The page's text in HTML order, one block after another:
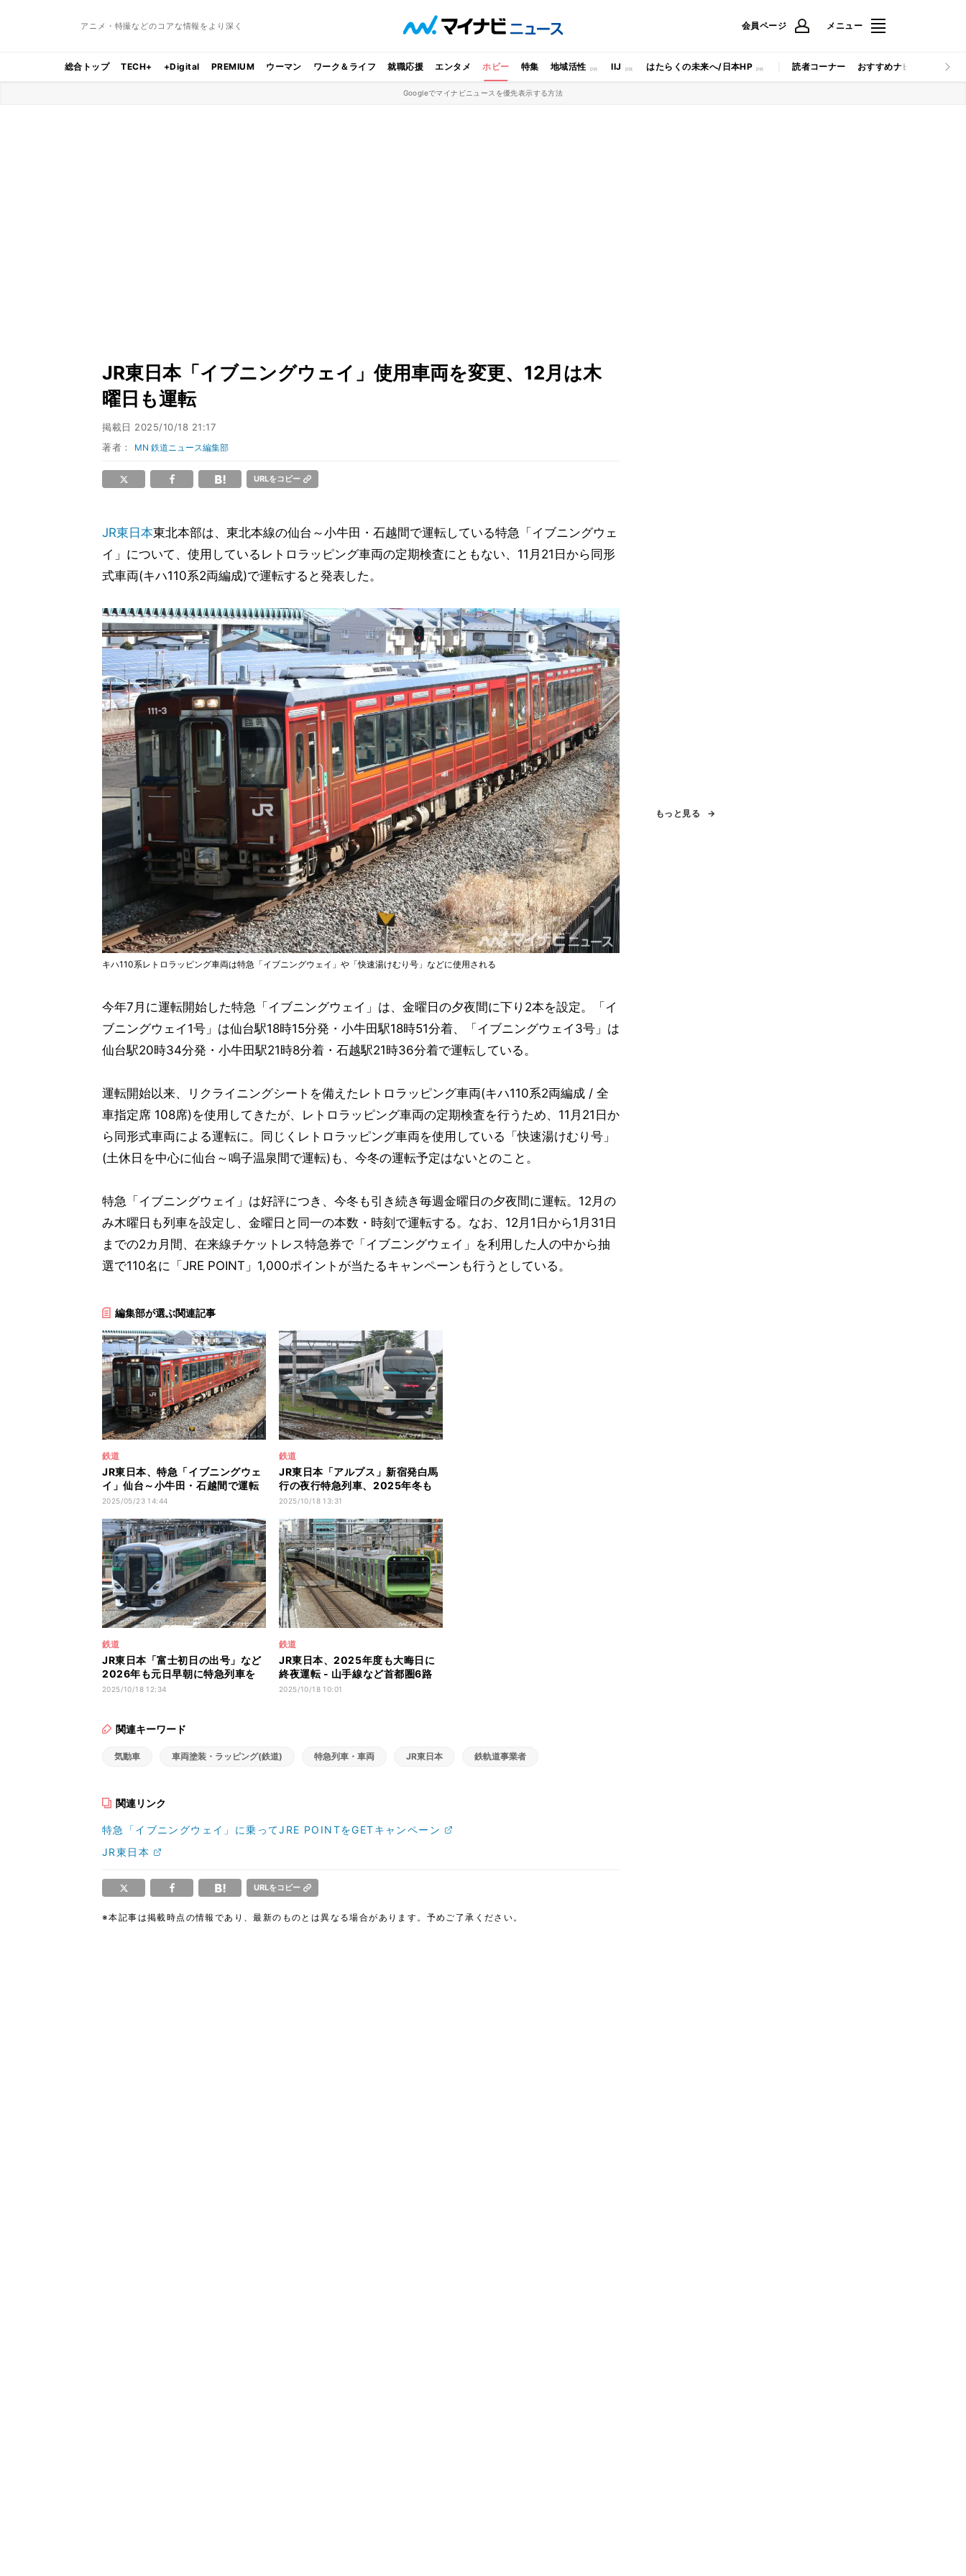
アニメ・特撮などのコアな情報をより深く 会員ページ メニュー
総合トップ TECH+ +Digital PREMIUM ウーマン ワーク＆ライフ 就職応援 エンタメ ホビー 特集 地域活性 IIJ はたらくの未来へ/日本HP 読者コーナー おすすめナビ マイナビ
Googleでマイナビニュースを優先表示する方法
JR東日本「イブニングウェイ」使用車両を変更、12月は木
曜日も運転
掲載日 2025/10/18 21:17
著者： MN 鉄道ニュース編集部
URLをコピー
JR東日本東北本部は、東北本線の仙台～小牛田・石越間で運転している特急「イブニングウェ
イ」について、使用しているレトロラッピング車両の定期検査にともない、11月21日から同形
式車両(キハ110系2両編成)で運転すると発表した。
キハ110系レトロラッピング車両は特急「イブニングウェイ」や「快速湯けむり号」などに使用される
今年7月に運転開始した特急「イブニングウェイ」は、金曜日の夕夜間に下り2本を設定。「イ
ブニングウェイ1号」は仙台駅18時15分発・小牛田駅18時51分着、「イブニングウェイ3号」は
仙台駅20時34分発・小牛田駅21時8分着・石越駅21時36分着で運転している。
運転開始以来、リクライニングシートを備えたレトロラッピング車両(キハ110系2両編成 / 全
車指定席 108席)を使用してきたが、レトロラッピング車両の定期検査を行うため、11月21日か
ら同形式車両による運転に。同じくレトロラッピング車両を使用している「快速湯けむり号」
(土休日を中心に仙台～鳴子温泉間で運転)も、今冬の運転予定はないとのこと。
特急「イブニングウェイ」は好評につき、今冬も引き続き毎週金曜日の夕夜間に運転。12月の
み木曜日も列車を設定し、金曜日と同一の本数・時刻で運転する。なお、12月1日から1月31日
までの2カ月間、在来線チケットレス特急券で「イブニングウェイ」を利用した人の中から抽
選で110名に「JRE POINT」1,000ポイントが当たるキャンペーンも行うとしている。
編集部が選ぶ関連記事
鉄道
JR東日本、特急「イブニングウェ
イ」仙台～小牛田・石越間で運転
へ
2025/05/23 14:44
鉄道
JR東日本「アルプス」新宿発白馬
行の夜行特急列車、2025年冬も
運転
2025/10/18 13:31
鉄道
JR東日本「富士初日の出号」など
2026年も元日早朝に特急列車を
運転
2025/10/18 12:34
鉄道
JR東日本、2025年度も大晦日に
終夜運転 - 山手線など首都圏6路
線で
2025/10/18 10:01
関連キーワード
気動車 車両塗装・ラッピング(鉄道) 特急列車・車両 JR東日本 鉄軌道事業者
関連リンク
特急「イブニングウェイ」に乗ってJRE POINTをGETキャンペーン
JR東日本
URLをコピー
※本記事は掲載時点の情報であり、最新のものとは異なる場合があります。予めご了承ください。
もっと見る